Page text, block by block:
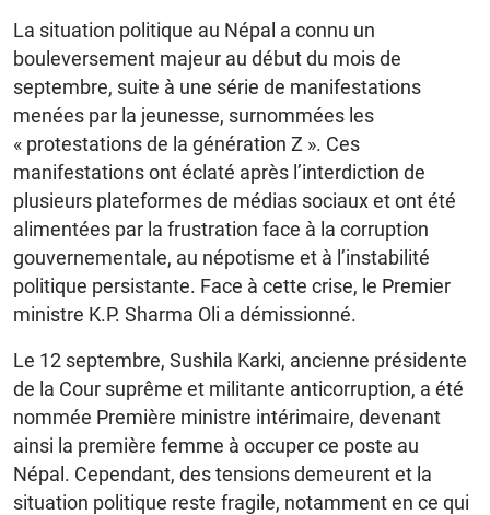
La situation politique au Népal a connu un
bouleversement majeur au début du mois de
septembre, suite à une série de manifestations
menées par la jeunesse, surnommées les
« protestations de la génération Z ». Ces
manifestations ont éclaté après l’interdiction de
plusieurs plateformes de médias sociaux et ont été
alimentées par la frustration face à la corruption
gouvernementale, au népotisme et à l’instabilité
politique persistante. Face à cette crise, le Premier
ministre K.P. Sharma Oli a démissionné.
Le 12 septembre, Sushila Karki, ancienne présidente
de la Cour suprême et militante anticorruption, a été
nommée Première ministre intérimaire, devenant
ainsi la première femme à occuper ce poste au
Népal. Cependant, des tensions demeurent et la
situation politique reste fragile, notamment en ce qui